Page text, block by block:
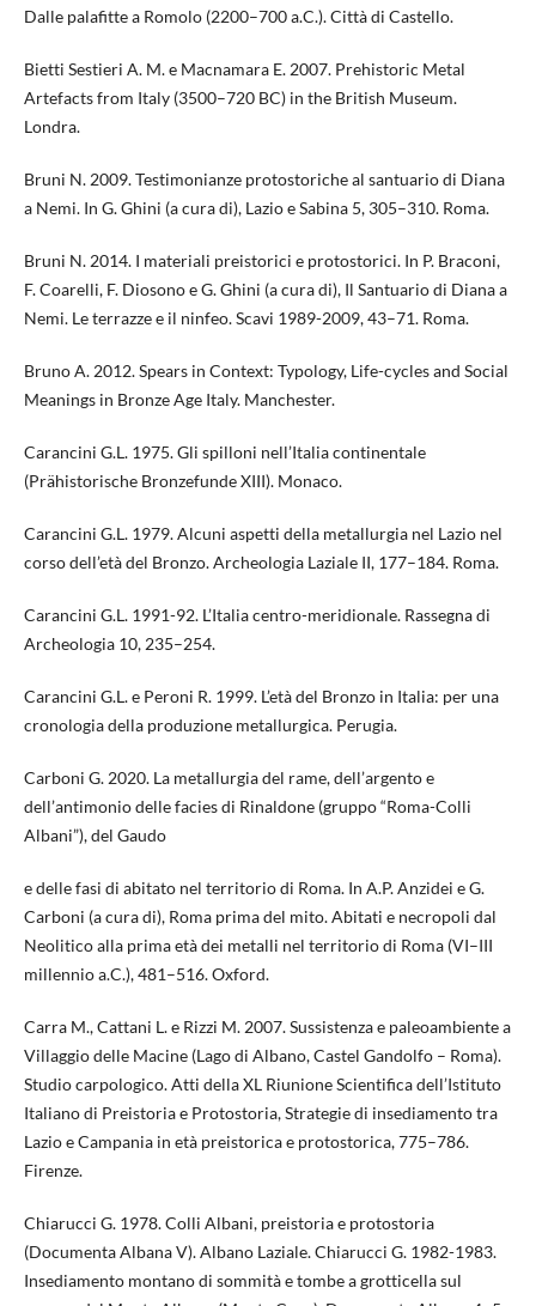
Dalle palafitte a Romolo (2200–700 a.C.). Città di Castello.
Bietti Sestieri A. M. e Macnamara E. 2007. Prehistoric Metal
Artefacts from Italy (3500–720 BC) in the British Museum.
Londra.
Bruni N. 2009. Testimonianze protostoriche al santuario di Diana
a Nemi. In G. Ghini (a cura di), Lazio e Sabina 5, 305–310. Roma.
Bruni N. 2014. I materiali preistorici e protostorici. In P. Braconi,
F. Coarelli, F. Diosono e G. Ghini (a cura di), Il Santuario di Diana a
Nemi. Le terrazze e il ninfeo. Scavi 1989-2009, 43–71. Roma.
Bruno A. 2012. Spears in Context: Typology, Life-cycles and Social
Meanings in Bronze Age Italy. Manchester.
Carancini G.L. 1975. Gli spilloni nell’Italia continentale
(Prähistorische Bronzefunde XIII). Monaco.
Carancini G.L. 1979. Alcuni aspetti della metallurgia nel Lazio nel
corso dell’età del Bronzo. Archeologia Laziale II, 177–184. Roma.
Carancini G.L. 1991-92. L’Italia centro-meridionale. Rassegna di
Archeologia 10, 235–254.
Carancini G.L. e Peroni R. 1999. L’età del Bronzo in Italia: per una
cronologia della produzione metallurgica. Perugia.
Carboni G. 2020. La metallurgia del rame, dell’argento e
dell’antimonio delle facies di Rinaldone (gruppo “Roma-Colli
Albani”), del Gaudo
e delle fasi di abitato nel territorio di Roma. In A.P. Anzidei e G.
Carboni (a cura di), Roma prima del mito. Abitati e necropoli dal
Neolitico alla prima età dei metalli nel territorio di Roma (VI–III
millennio a.C.), 481–516. Oxford.
Carra M., Cattani L. e Rizzi M. 2007. Sussistenza e paleoambiente a
Villaggio delle Macine (Lago di Albano, Castel Gandolfo – Roma).
Studio carpologico. Atti della XL Riunione Scientifica dell’Istituto
Italiano di Preistoria e Protostoria, Strategie di insediamento tra
Lazio e Campania in età preistorica e protostorica, 775–786.
Firenze.
Chiarucci G. 1978. Colli Albani, preistoria e protostoria
(Documenta Albana V). Albano Laziale. Chiarucci G. 1982-1983.
Insediamento montano di sommità e tombe a grotticella sul